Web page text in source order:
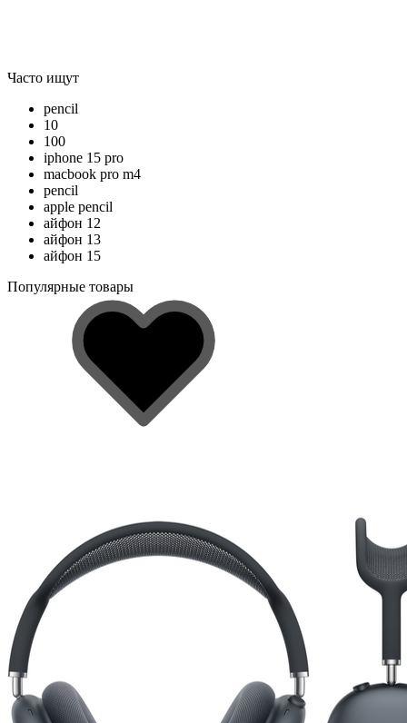
Часто ищут
pencil
10
100
iphone 15 pro
macbook pro m4
pencil
apple pencil
айфон 12
айфон 13
айфон 15
Популярные товары